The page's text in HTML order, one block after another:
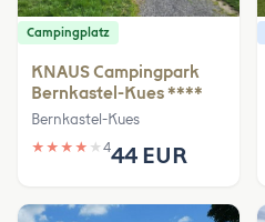
Campingplatz
KNAUS Campingpark
Bernkastel-Kues ****
Bernkastel-Kues
★ ★ ★ ★ ★ 444 EUR